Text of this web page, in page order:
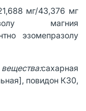
мг/43,376 мг
магния
эзомепразолу
сахарная
повидон К30,